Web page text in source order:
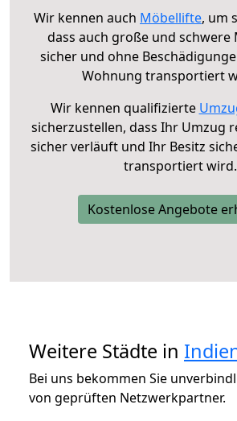
Wir kennen auch Möbellifte, um
dass auch große und schwere
sicher und ohne
Wohnung transportiert
Wir kennen qualifizierte
sicherzustellen, dass Ihr Umzug
sicher verläuft und Ihr Besitz
transportiert wird.
Kostenlose Angebote
Weitere Städte in
Bei uns bekommen Sie
von geprüften Netzwerkpartner.